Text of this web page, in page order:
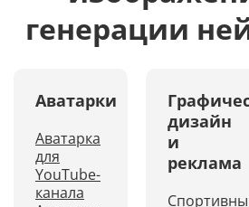
генерации
Аватарки
Аватарка
для
YouTube-
канала
дизайн
и
реклама